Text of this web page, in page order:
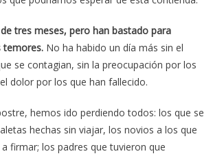
tres meses, pero han bastado para
temores.No ha habido un día más sin el
se contagian, sin la preocupación por los
dolor por los que han fallecido.
hemos ido perdiendo todos: los que se
hechas sin viajar, los novios a los que
firmar; los padres que tuvieron que